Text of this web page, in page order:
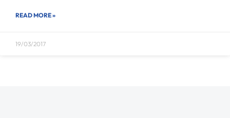
READ MORE »
19/03/2017